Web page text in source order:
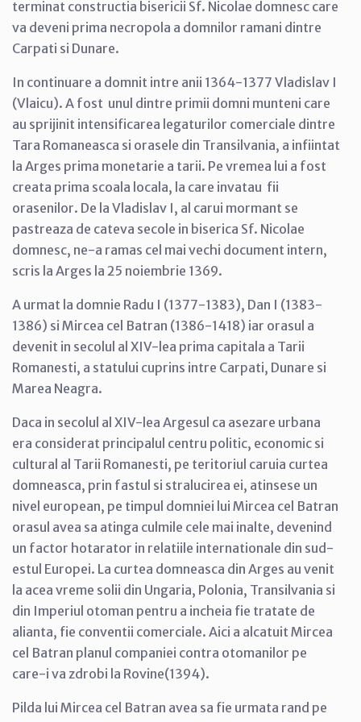
terminat constructia bisericii Sf. Nicolae domnesc care
va deveni prima necropola a domnilor ramani dintre
Carpati si Dunare.
In continuare a domnit intre anii 1364-1377 Vladislav I
(Vlaicu). A fost unul dintre primii domni munteni care
au sprijinit intensificarea legaturilor comerciale dintre
Tara Romaneasca si orasele din Transilvania, a infiintat
la Arges prima monetarie a tarii. Pe vremea lui a fost
creata prima scoala locala, la care invatau fii
orasenilor. De la Vladislav I, al carui mormant se
pastreaza de cateva secole in biserica Sf. Nicolae
domnesc, ne-a ramas cel mai vechi document intern,
scris la Arges la 25 noiembrie 1369.
A urmat la domnie Radu I (1377-1383), Dan I (1383-
1386) si Mircea cel Batran (1386-1418) iar orasul a
devenit in secolul al XIV-lea prima capitala a Tarii
Romanesti, a statului cuprins intre Carpati, Dunare si
Marea Neagra.
Daca in secolul al XIV-lea Argesul ca asezare urbana
era considerat principalul centru politic, economic si
cultural al Tarii Romanesti, pe teritoriul caruia curtea
domneasca, prin fastul si stralucirea ei, atinsese un
nivel european, pe timpul domniei lui Mircea cel Batran
orasul avea sa atinga culmile cele mai inalte, devenind
un factor hotarator in relatiile internationale din sud-
estul Europei. La curtea domneasca din Arges au venit
la acea vreme solii din Ungaria, Polonia, Transilvania si
din Imperiul otoman pentru a incheia fie tratate de
alianta, fie conventii comerciale. Aici a alcatuit Mircea
cel Batran planul companiei contra otomanilor pe
care-i va zdrobi la Rovine(1394).
Pilda lui Mircea cel Batran avea sa fie urmata rand pe